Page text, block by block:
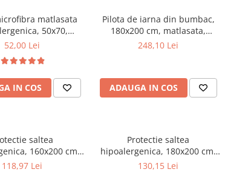
matlasata
50x70,
bilute siliconizate,
52,00 Lei
IN COS
Pilota de iarna din bumbac,
180x200 cm, matlasata,
umplutura bilute siliconizate,
248,10 Lei
ADAUGA IN COS
saltea
160x200 cm,
matlasata
118,97 Lei
Protectie saltea
hipoalergenica, 180x200 cm,
colturi rotunjite, matlasata
130,15 Lei